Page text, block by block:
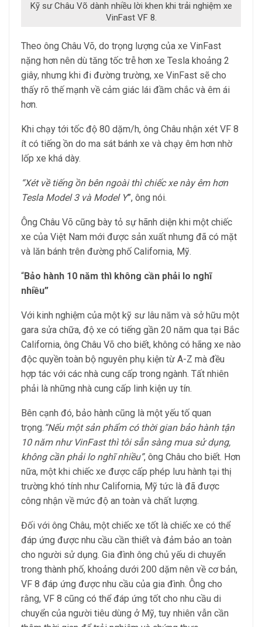
Kỹ sư Châu Võ dành nhiều lời khen khi trải nghiệm xe
VinFast VF 8.
Theo ông Châu Võ, do trọng lượng của xe VinFast
nặng hơn nên dù tăng tốc trễ hơn xe Tesla khoảng 2
giây, nhưng khi đi đường trường, xe VinFast sẽ cho
thấy rõ thế mạnh về cảm giác lái đầm chắc và êm ái
hơn.
Khi chạy tới tốc độ 80 dặm/h, ông Châu nhận xét VF 8
ít có tiếng ồn do ma sát bánh xe và chạy êm hơn nhờ
lốp xe khá dày.
“Xét về tiếng ồn bên ngoài thì chiếc xe này êm hơn
Tesla Model 3 và Model Y”, ông nói.
Ông Châu Võ cũng bày tỏ sự hãnh diện khi một chiếc
xe của Việt Nam mới được sản xuất nhưng đã có mặt
và lăn bánh trên đường phố California, Mỹ.
“Bảo hành 10 năm thì không cần phải lo nghĩ
nhiều”
Với kinh nghiệm của một kỹ sư lâu năm và sở hữu một
gara sửa chữa, độ xe có tiếng gần 20 năm qua tại Bắc
California, ông Châu Võ cho biết, không có hãng xe nào
độc quyền toàn bộ nguyên phụ kiện từ A-Z mà đều
hợp tác với các nhà cung cấp trong ngành. Tất nhiên
phải là những nhà cung cấp linh kiện uy tín.
Bên cạnh đó, bảo hành cũng là một yếu tố quan
trọng. “Nếu một sản phẩm có thời gian bảo hành tận
10 năm như VinFast thì tôi sẵn sàng mua sử dụng,
không cần phải lo nghĩ nhiều”, ông Châu cho biết. Hơn
nữa, một khi chiếc xe được cấp phép lưu hành tại thị
trường khó tính như California, Mỹ tức là đã được
công nhận về mức độ an toàn và chất lượng.
Đối với ông Châu, một chiếc xe tốt là chiếc xe có thể
đáp ứng được nhu cầu cần thiết và đảm bảo an toàn
cho người sử dụng. Gia đình ông chủ yếu di chuyển
trong thành phố, khoảng dưới 200 dặm nên về cơ bản,
VF 8 đáp ứng được nhu cầu của gia đình. Ông cho
rằng, VF 8 cũng có thể đáp ứng tốt cho nhu cầu di
chuyển của người tiêu dùng ở Mỹ, tuy nhiên vẫn cần